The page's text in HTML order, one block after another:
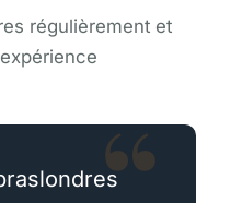
régulièrement et